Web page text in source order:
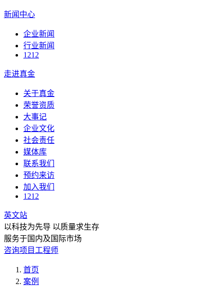
新闻中心
企业新闻
行业新闻
1212
走进真金
关于真金
荣誉资质
大事记
企业文化
社会责任
媒体库
联系我们
预约来访
加入我们
1212
英文站
以科技为先导 以质量求生存
服务于国内及国际市场
咨询项目工程师
首页
案例